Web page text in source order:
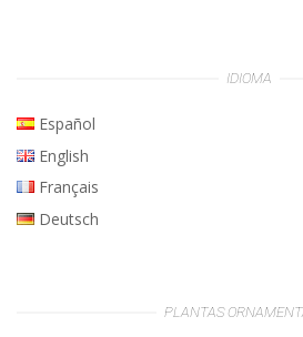
IDIOMA
Español
English
Français
Deutsch
PLANTAS